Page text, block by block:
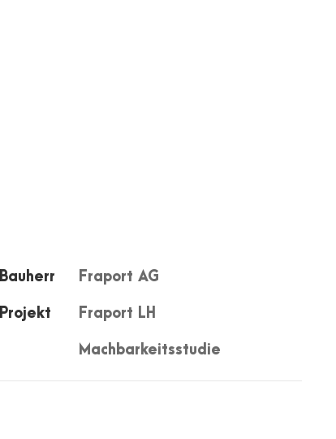
Bauherr Fraport AG
Projekt Fraport LH
Machbarkeitsstudie